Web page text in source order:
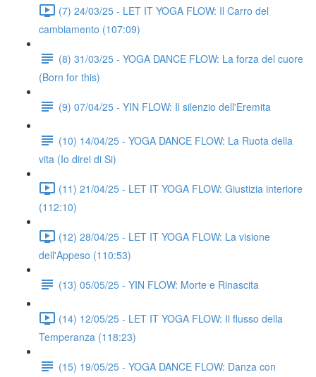
(7) 24/03/25 - LET IT YOGA FLOW: Il Carro del
cambiamento (107:09)
(8) 31/03/25 - YOGA DANCE FLOW: La forza del cuore
(Born for this)
(9) 07/04/25 - YIN FLOW: Il silenzio dell'Eremita
(10) 14/04/25 - YOGA DANCE FLOW: La Ruota della
vita (Io direi di Si)
(11) 21/04/25 - LET IT YOGA FLOW: Giustizia interiore
(112:10)
(12) 28/04/25 - LET IT YOGA FLOW: La visione
dell'Appeso (110:53)
(13) 05/05/25 - YIN FLOW: Morte e Rinascita
(14) 12/05/25 - LET IT YOGA FLOW: Il flusso della
Temperanza (118:23)
(15) 19/05/25 - YOGA DANCE FLOW: Danza con